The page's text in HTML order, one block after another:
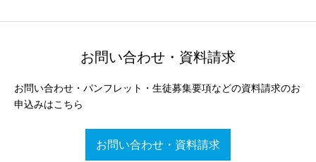
お問い合わせ・資料請求
お問い合わせ・パンフレット・生徒募集要項などの資料請求のお
申込みはこちら
お問い合わせ・資料請求